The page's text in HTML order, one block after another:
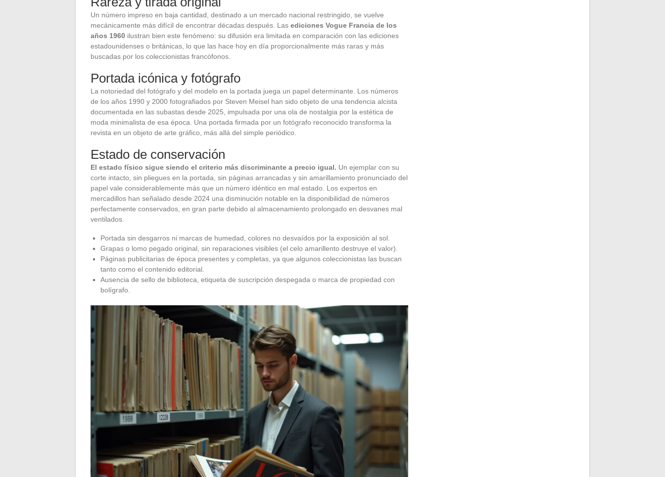
Un número impreso en baja cantidad, destinado a un mercado nacional restringido, se vuelve
mecánicamente más difícil de encontrar décadas después. Las ediciones Vogue Francia de los
años 1960 ilustran bien este fenómeno: su difusión era limitada en comparación con las ediciones
estadounidenses o británicas, lo que las hace hoy en día proporcionalmente más raras y más
buscadas por los coleccionistas francófonos.
Portada icónica y fotógrafo
La notoriedad del fotógrafo y del modelo en la portada juega un papel determinante. Los números
de los años 1990 y 2000 fotografiados por Steven Meisel han sido objeto de una tendencia alcista
documentada en las subastas desde 2025, impulsada por una ola de nostalgia por la estética de
moda minimalista de esa época. Una portada firmada por un fotógrafo reconocido transforma la
revista en un objeto de arte gráfico, más allá del simple periódico.
Estado de conservación
El estado físico sigue siendo el criterio más discriminante a precio igual. Un ejemplar con su
corte intacto, sin pliegues en la portada, sin páginas arrancadas y sin amarillamiento pronunciado del
papel vale considerablemente más que un número idéntico en mal estado. Los expertos en
mercadillos han señalado desde 2024 una disminución notable en la disponibilidad de números
perfectamente conservados, en gran parte debido al almacenamiento prolongado en desvanes mal
ventilados.
Portada sin desgarros ni marcas de humedad, colores no desvaídos por la exposición al sol.
Grapas o lomo pegado original, sin reparaciones visibles (el celo amarillento destruye el valor).
Páginas publicitarias de época presentes y completas, ya que algunos coleccionistas las buscan
tanto como el contenido editorial.
Ausencia de sello de biblioteca, etiqueta de suscripción despegada o marca de propiedad con
bolígrafo.